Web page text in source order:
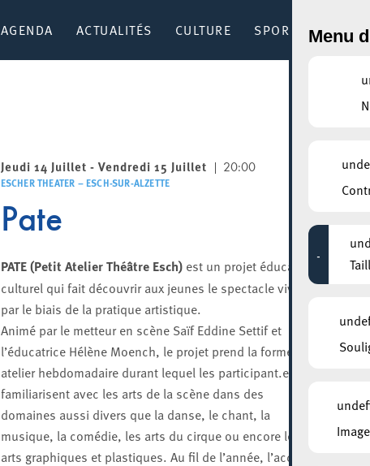
AGENDA ACTUALITÉS CULTURE SPORT &
Jeudi 14 Juillet - Vendredi 15 Juillet 20:00
ESCHER THEATER – ESCH-SUR-ALZETTE
Pate
PATE (Petit Atelier Théâtre Esch)est un projet éducatif et
culturel qui fait découvrir aux jeunes le spectacle vivant
par le biais de la pratique artistique.
Animé par le metteur en scène Saïf Eddine Settif et
l’éducatrice Hélène Moench, le projet prend la forme d’un
atelier hebdomadaire durant lequel les participant.e.s se
familiarisent avec les arts de la scène dans des
domaines aussi divers que la danse, le chant, la
musique, la comédie, les arts du cirque ou encore les
arts graphiques et plastiques. Au fil de l’année, l’accent
Menu
-